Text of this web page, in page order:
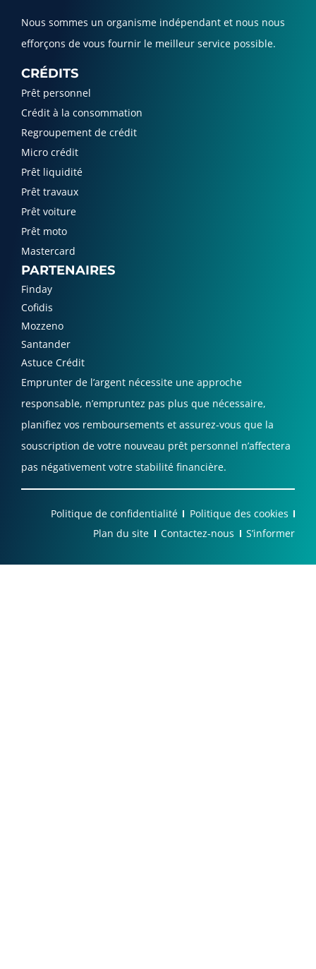
Nous sommes un organisme indépendant et nous nous
efforçons de vous fournir le meilleur service possible.
CRÉDITS
Prêt personnel
Crédit à la consommation
Regroupement de crédit
Micro crédit
Prêt liquidité
Prêt travaux
Prêt voiture
Prêt moto
Mastercard
PARTENAIRES
Finday
Cofidis
Mozzeno
Santander
Astuce Crédit
Emprunter de l’argent nécessite une approche
responsable, n’empruntez pas plus que nécessaire,
planifiez vos remboursements et assurez-vous que la
souscription de votre nouveau prêt personnel n’affectera
pas négativement votre stabilité financière.
Politique de confidentialité
Politique des cookies
Plan du site
Contactez-nous S’informer